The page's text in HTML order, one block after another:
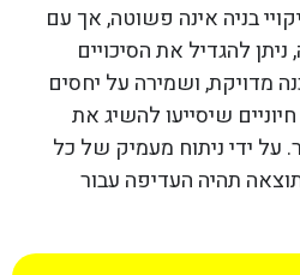
בניה אינה פשוטה, אך עם
להגדיל את הסיכויים
מדויקת, ושמירה על יחסים
שיסייעו להשיג את
על ידי ניתוח מעמיק של כל
תהיה העדיפה עבור